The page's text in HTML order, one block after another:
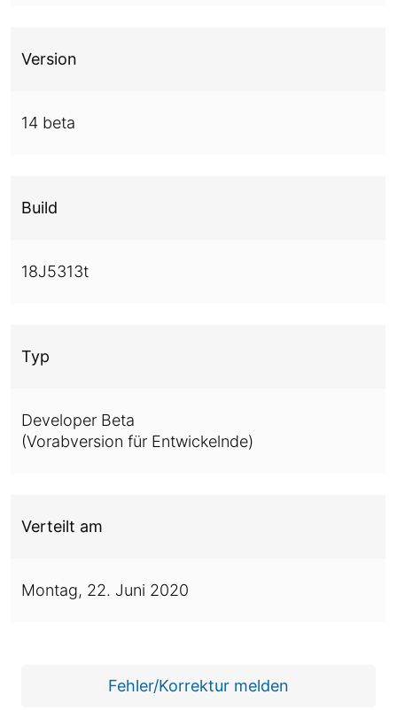
Version
14 beta
Build
18J5313t
Typ
Developer Beta
(Vorabversion für Entwickelnde)
Verteilt am
Montag, 22. Juni 2020
Fehler/Korrektur melden